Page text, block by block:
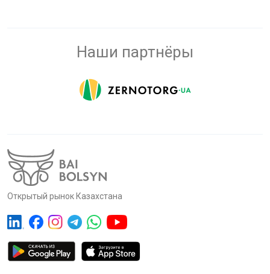
Наши партнёры
Открытый рынок Казахстана